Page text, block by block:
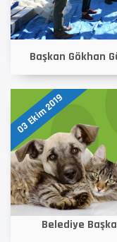
Başkan Gökhan
03 Ekim 2019
Belediye